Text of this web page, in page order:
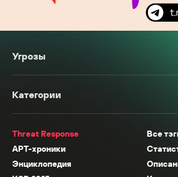
Угрозы
Категории
Threat Response
Все
APT-хроники
Энциклопедия